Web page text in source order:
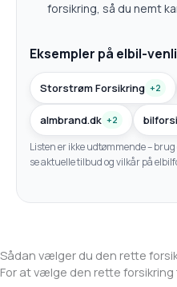
forsikring, så du nemt
Eksempler på elbil-
Storstrøm Forsikring +2
almbrand.dk +2
Listen er ikke udtømmende –
se aktuelle tilbud og vilkår på
Sådan vælger du den rette
For at vælge den rette forsikring